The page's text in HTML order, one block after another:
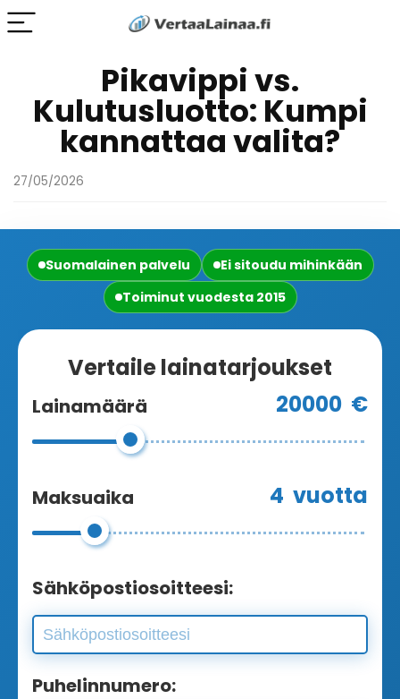
Pikavippi vs.
Kulutusluotto: Kumpi
kannattaa valita?
27/05/2026
Suomalainen palvelu
Ei sitoudu mihinkään
Toiminut vuodesta 2015
Vertaile lainatarjoukset
Lainamäärä 20000 €
Maksuaika 4 vuotta
Sähköpostiosoitteesi:
Puhelinnumero: